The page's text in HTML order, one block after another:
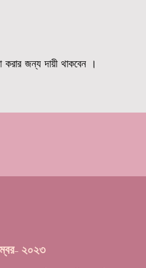
করার জন্য দায়ী থাকবেন ।
২০২৩